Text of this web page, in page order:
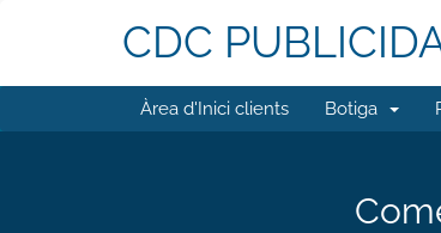
CDC
Àrea d'Inici clients Botiga